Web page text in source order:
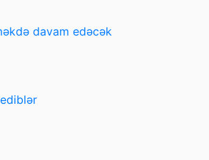
davam edəcək
ediblər